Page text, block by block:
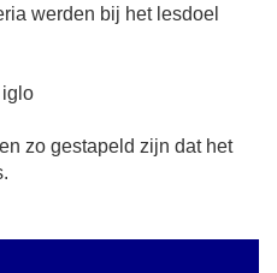
werden bij het lesdoel
iglo
zo gestapeld zijn dat het